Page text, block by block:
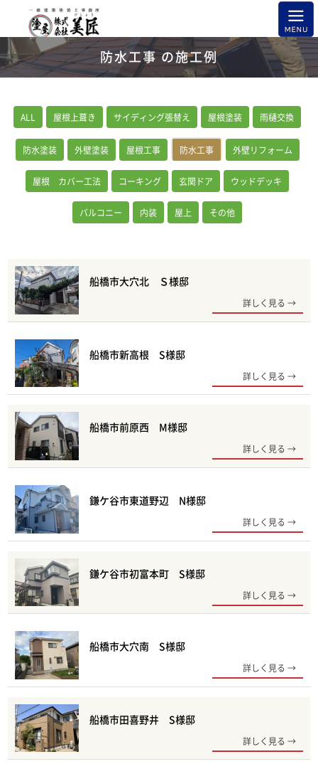
防水工事 の施工例
ALL 屋根上葺き サイディング張替え 屋根塗装 雨樋交換
防水塗装 外壁塗装 屋根工事 防水工事 外壁リフォーム
屋根 カバー工法 コーキング 玄関ドア ウッドデッキ
バルコニー 内装 屋上 その他
船橋市大穴北 Ｓ様邸
詳しく見る
船橋市新高根 S様邸
詳しく見る
船橋市前原西 M様邸
詳しく見る
鎌ケ谷市東道野辺 N様邸
詳しく見る
鎌ケ谷市初富本町 S様邸
詳しく見る
船橋市大穴南 S様邸
詳しく見る
船橋市田喜野井 S様邸
詳しく見る